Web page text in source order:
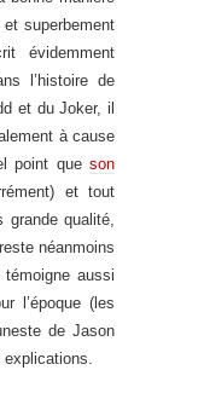
et superbement
évidemment
l’histoire de
et du Joker, il
à cause
point que son
et tout
grande qualité,
néanmoins
aussi
l’époque (les
de Jason
explications.